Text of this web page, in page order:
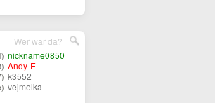
nickname0850
Andy-E
k3552
vejmelka
Wer war da?